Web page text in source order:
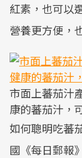
紅素，也可以
營養更方便，
市面上蕃茄汁
康的蕃茄汁，
如何聰明吃蕃
國《每日郵報